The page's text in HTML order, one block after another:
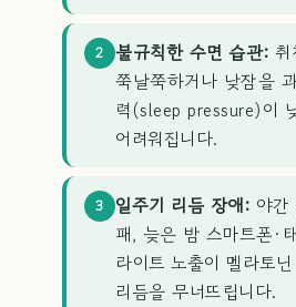
2 불규칙한 수면 습관:
쭉날쭉하거나 낮잠을
력(sleep pressure)이
어려워집니다.
3 일주기 리듬 장애: 야
패, 늦은 밤 스마트폰·
라이트 노출이 멜라토
리듬을 무너뜨립니다.